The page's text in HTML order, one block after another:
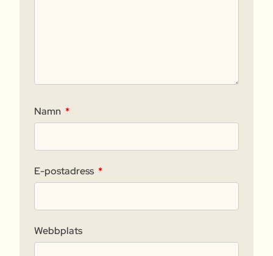
Namn *
E-postadress *
Webbplats